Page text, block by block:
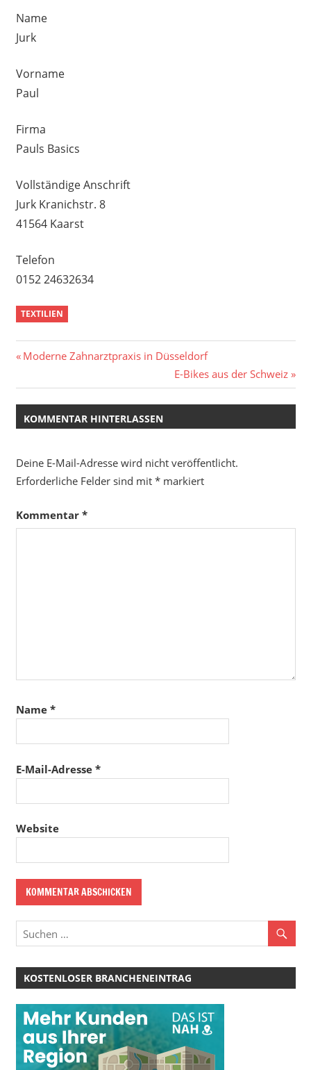
Name
Jurk
Vorname
Paul
Firma
Pauls Basics
Vollständige Anschrift
Jurk Kranichstr. 8
41564 Kaarst
Telefon
0152 24632634
TEXTILIEN
Beitragsnavigation
Vorheriger
Moderne Zahnarztpraxis in Düsseldorf
Nächster
Beitrag:
E-Bikes aus der Schweiz
KOMMENTAR HINTERLASSEN
Deine E-Mail-Adresse wird nicht veröffentlicht.
Erforderliche Felder sind mit *markiert
Kommentar *
Name *
E-Mail-Adresse *
Website
KOSTENLOSER BRANCHENEINTRAG